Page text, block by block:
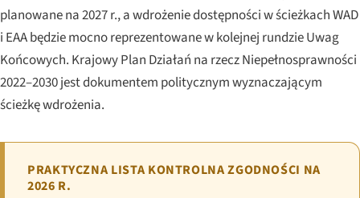
planowane na 2027 r., a wdrożenie dostępności w ścieżkach WAD
i EAA będzie mocno reprezentowane w kolejnej rundzie Uwag
Końcowych. Krajowy Plan Działań na rzecz Niepełnosprawności
2022–2030 jest dokumentem politycznym wyznaczającym
ścieżkę wdrożenia.
PRAKTYCZNA LISTA KONTROLNA ZGODNOŚCI NA
2026 R.